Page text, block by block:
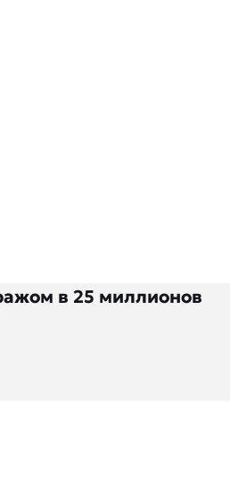
в 25 миллионов